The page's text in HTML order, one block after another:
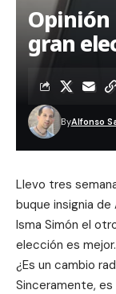
Opinión
gran
ByAlfonso
Llevo tres
buque insignia
Isma Simón el
elección es mejor.
¿Es un cambio
Sinceramente, es